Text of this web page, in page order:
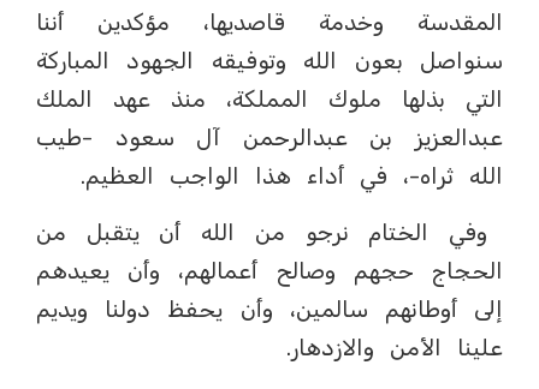
المقدسة وخدمة قاصديها، مؤكدين أننا
سنواصل بعون الله وتوفيقه الجهود المباركة
التي بذلها ملوك المملكة، منذ عهد الملك
عبدالعزيز بن عبدالرحمن آل سعود -طيب
الله ثراه-، في أداء هذا الواجب العظيم.
وفي الختام نرجو من الله أن يتقبل من
الحجاج حجهم وصالح أعمالهم، وأن يعيدهم
إلى أوطانهم سالمين، وأن يحفظ دولنا ويديم
علينا الأمن والازدهار.